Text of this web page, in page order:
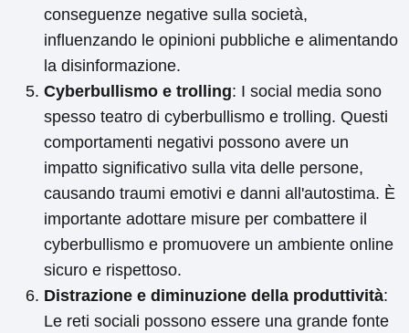
conseguenze negative sulla società,
influenzando le opinioni pubbliche e alimentando
la disinformazione.
Cyberbullismo e trolling: I social media sono
spesso teatro di cyberbullismo e trolling. Questi
comportamenti negativi possono avere un
impatto significativo sulla vita delle persone,
causando traumi emotivi e danni all'autostima. È
importante adottare misure per combattere il
cyberbullismo e promuovere un ambiente online
sicuro e rispettoso.
Distrazione e diminuzione della produttività:
Le reti sociali possono essere una grande fonte